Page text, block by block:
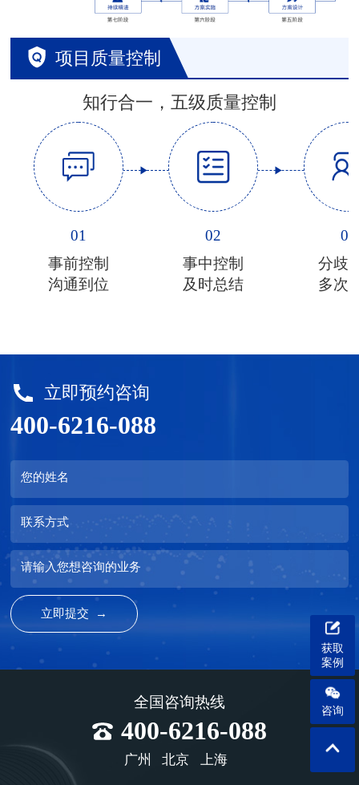
项目质量控制
知行合一，五级质量控制
01
事前控制
沟通到位
02
事中控制
及时总结
03
分歧
多次
立即预约咨询
400-6216-088
您的姓名
联系方式
请输入您想咨询的业务
全国咨询热线
400-6216-088
广州 北京 上海
获取
案例
咨询